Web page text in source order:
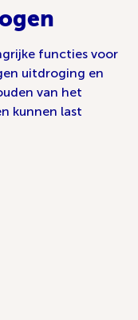
functies voor
uitdroging en
van het
kunnen last